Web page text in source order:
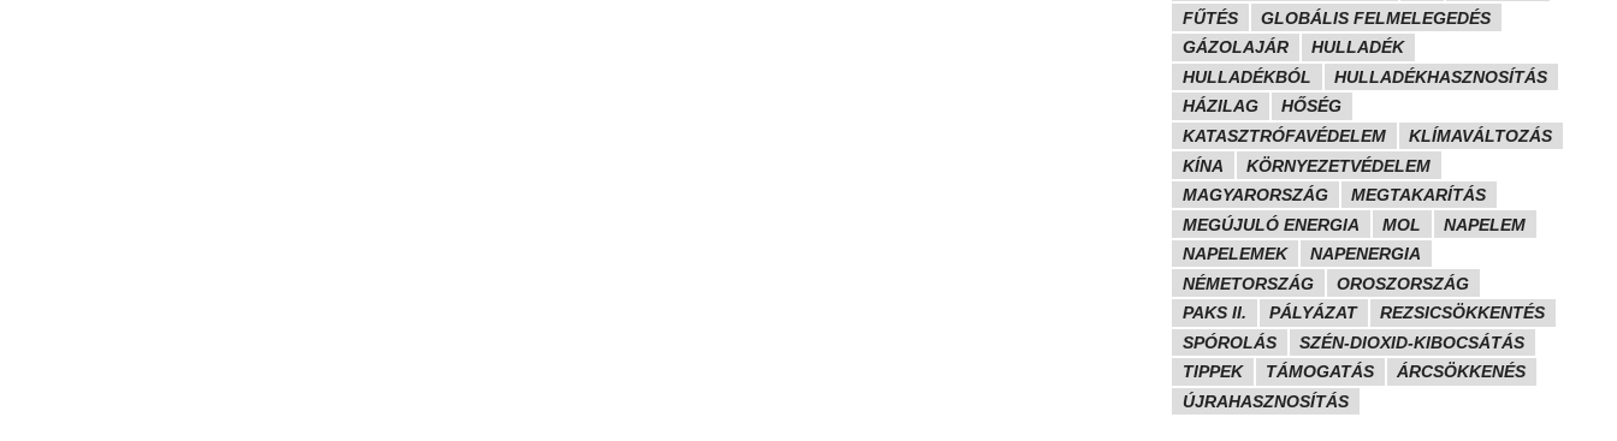
FŰTÉS
GLOBÁLIS FELMELEGEDÉS
GÁZOLAJÁR
HULLADÉK
HULLADÉKBÓL
HULLADÉKHASZNOSÍTÁS
HÁZILAG
HŐSÉG
KATASZTRÓFAVÉDELEM
KLÍMAVÁLTOZÁS
KÍNA
KÖRNYEZETVÉDELEM
MAGYARORSZÁG
MEGTAKARÍTÁS
MEGÚJULÓ ENERGIA
MOL
NAPELEM
NAPELEMEK
NAPENERGIA
NÉMETORSZÁG
OROSZORSZÁG
PAKS II.
PÁLYÁZAT
REZSICSÖKKENTÉS
SPÓROLÁS
SZÉN-DIOXID-KIBOCSÁTÁS
TIPPEK
TÁMOGATÁS
ÁRCSÖKKENÉS
ÚJRAHASZNOSÍTÁS